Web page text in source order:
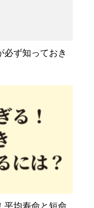
必ず知っておき